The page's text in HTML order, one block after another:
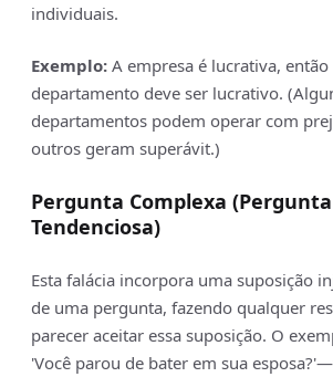
individuais.
Exemplo: A empresa é lucrativa, então
departamento deve ser lucrativo.
departamentos podem operar com
outros geram superávit.)
Pergunta Complexa (Pergunta
Tendenciosa)
Esta falácia incorpora uma suposição
de uma pergunta, fazendo qualquer
parecer aceitar essa suposição. O
'Você parou de bater em sua